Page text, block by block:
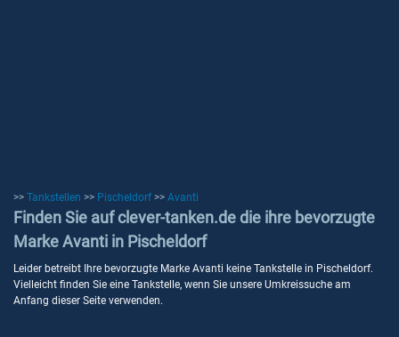
>> Tankstellen >> Pischeldorf >> Avanti
Finden Sie auf clever-tanken.de die ihre bevorzugte
Marke Avanti in Pischeldorf
Leider betreibt Ihre bevorzugte Marke Avanti keine Tankstelle in Pischeldorf.
Vielleicht finden Sie eine Tankstelle, wenn Sie unsere Umkreissuche am
Anfang dieser Seite verwenden.